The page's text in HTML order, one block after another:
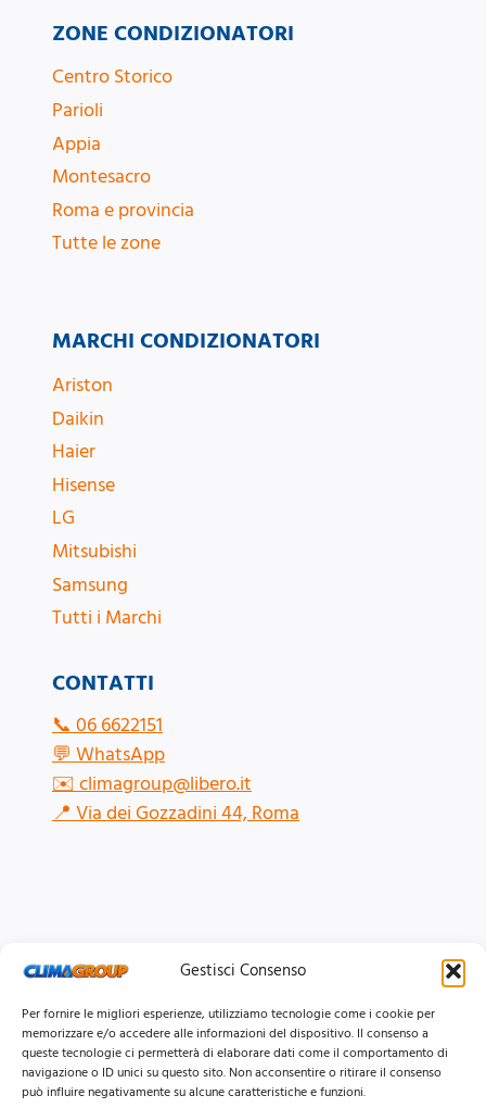
Gestisci Consenso
Per fornire le migliori esperienze, utilizziamo tecnologie come i cookie per
memorizzare e/o accedere alle informazioni del dispositivo. Il consenso a
queste tecnologie ci permetterà di elaborare dati come il comportamento di
navigazione o ID unici su questo sito. Non acconsentire o ritirare il consenso
può influire negativamente su alcune caratteristiche e funzioni.
ZONE CONDIZIONATORI
Centro Storico
Parioli
Appia
Montesacro
Roma e provincia
Tutte le zone
CONTATTI
📞06 6622151
💬WhatsApp
✉️climagroup@libero.it
📍Via dei Gozzadini 44, Roma
MARCHI CONDIZIONATORI
Ariston
Daikin
Haier
Hisense
LG
Mitsubishi
Samsung
Tutti i Marchi